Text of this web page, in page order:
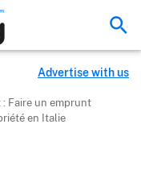
Advertise with us
: Faire un emprunt
en Italie